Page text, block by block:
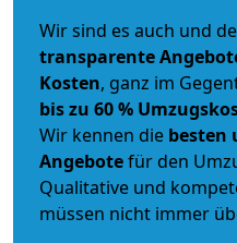
Wir sind es auch und
transparente
Kosten, ganz im
bis zu 60 %
Wir kennen die besten
Angebotefür den
Qualitative und
müssen nicht immer